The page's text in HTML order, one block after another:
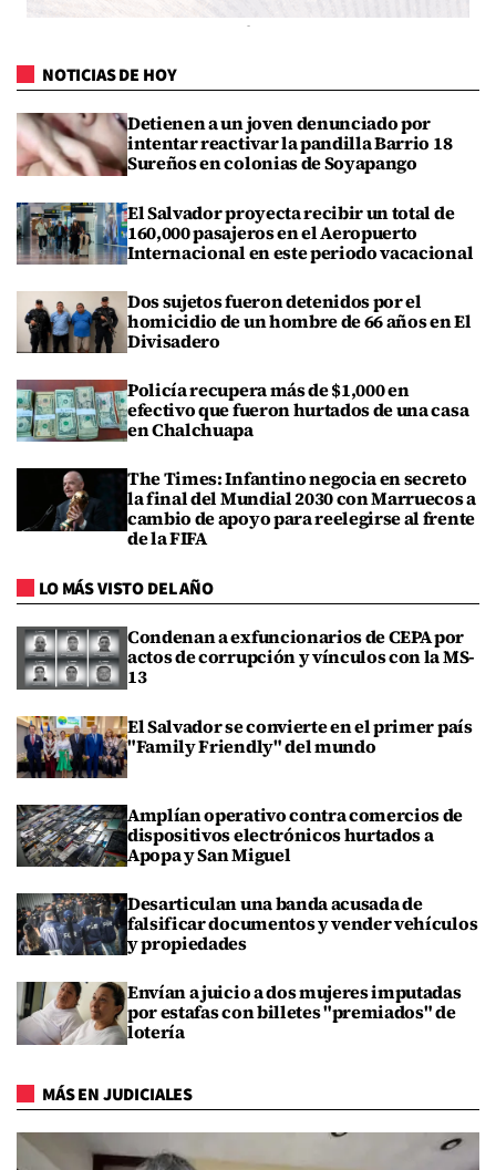
NOTICIAS DE HOY
Detienen a un joven denunciado por
intentar reactivar la pandilla Barrio 18
Sureños en colonias de Soyapango
El Salvador proyecta recibir un total de
160,000 pasajeros en el Aeropuerto
Internacional en este periodo vacacional
Dos sujetos fueron detenidos por el
homicidio de un hombre de 66 años en El
Divisadero
Policía recupera más de $1,000 en
efectivo que fueron hurtados de una casa
en Chalchuapa
The Times: Infantino negocia en secreto
la final del Mundial 2030 con Marruecos a
cambio de apoyo para reelegirse al frente
de la FIFA
LO MÁS VISTO DEL AÑO
Condenan a exfuncionarios de CEPA por
actos de corrupción y vínculos con la MS-
13
El Salvador se convierte en el primer país
"Family Friendly" del mundo
Amplían operativo contra comercios de
dispositivos electrónicos hurtados a
Apopa y San Miguel
Desarticulan una banda acusada de
falsificar documentos y vender vehículos
y propiedades
Envían a juicio a dos mujeres imputadas
por estafas con billetes "premiados" de
lotería
MÁS EN JUDICIALES